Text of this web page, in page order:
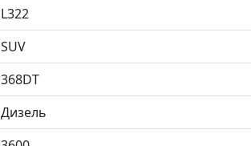
L322
SUV
368DT
Дизель